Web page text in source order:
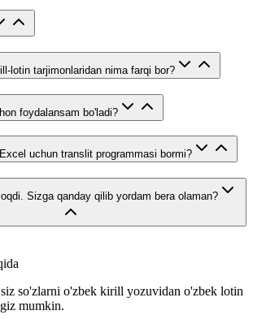
lotin tarjimonlaridan nima farqi bor?
foydalansam bo'ladi?
uchun translit programmasi bormi?
Sizga qanday qilib yordam bera olaman?
so'zlarni o'zbek kirill yozuvidan o'zbek lotin
mumkin.